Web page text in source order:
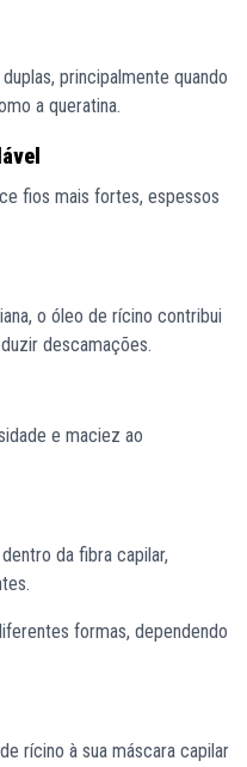
principalmente quando
a queratina.
fios mais fortes, espessos
o óleo de rícino contribui
descamações.
e maciez ao
da fibra capilar,
formas, dependendo
rícino à sua máscara capilar